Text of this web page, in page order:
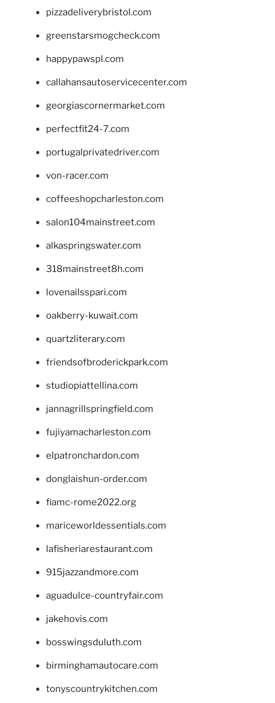
pizzadeliverybristol.com
greenstarsmogcheck.com
happypawspl.com
callahansautoservicecenter.com
georgiascornermarket.com
perfectfit24-7.com
portugalprivatedriver.com
von-racer.com
coffeeshopcharleston.com
salon104mainstreet.com
alkaspringswater.com
318mainstreet8h.com
lovenailsspari.com
oakberry-kuwait.com
quartzliterary.com
friendsofbroderickpark.com
studiopiattellina.com
jannagrillspringfield.com
fujiyamacharleston.com
elpatronchardon.com
donglaishun-order.com
fiamc-rome2022.org
mariceworldessentials.com
lafisheriarestaurant.com
915jazzandmore.com
aguadulce-countryfair.com
jakehovis.com
bosswingsduluth.com
birminghamautocare.com
tonyscountrykitchen.com